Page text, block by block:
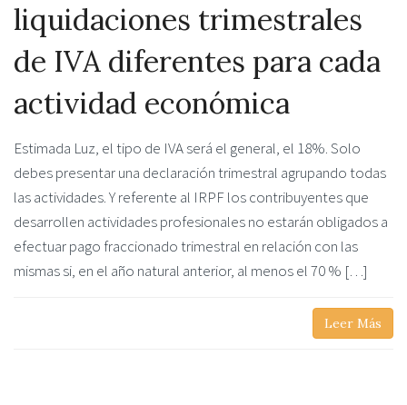
liquidaciones trimestrales
de IVA diferentes para cada
actividad económica
Estimada Luz, el tipo de IVA será el general, el 18%. Solo
debes presentar una declaración trimestral agrupando todas
las actividades. Y referente al IRPF los contribuyentes que
desarrollen actividades profesionales no estarán obligados a
efectuar pago fraccionado trimestral en relación con las
mismas si, en el año natural anterior, al menos el 70 % […]
Leer Más